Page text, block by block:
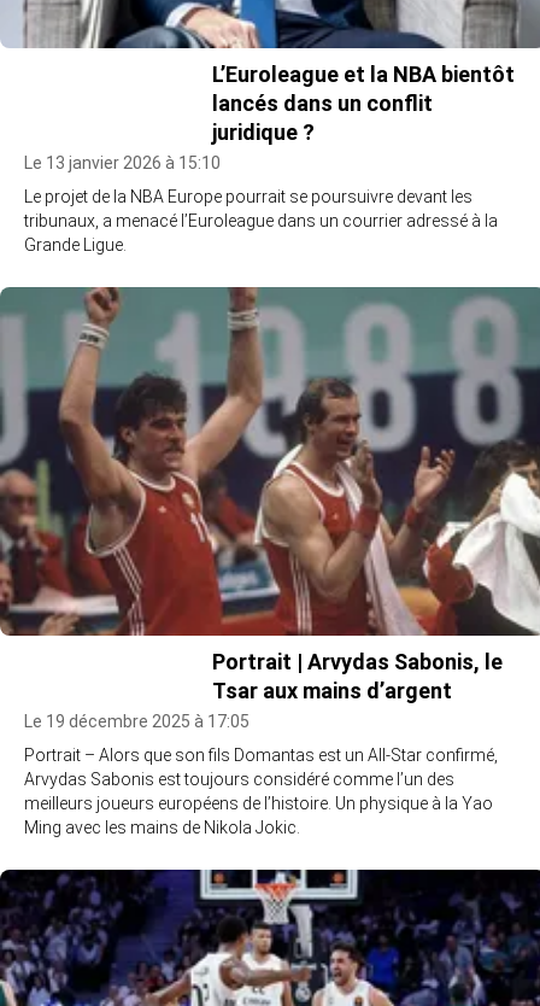
L’Euroleague et la NBA bientôt
lancés dans un conflit
juridique ?
Le 13 janvier 2026 à 15:10
Le projet de la NBA Europe pourrait se poursuivre devant les
tribunaux, a menacé l’Euroleague dans un courrier adressé à la
Grande Ligue.
Portrait | Arvydas Sabonis, le
Tsar aux mains d’argent
Le 19 décembre 2025 à 17:05
Portrait – Alors que son fils Domantas est un All-Star confirmé,
Arvydas Sabonis est toujours considéré comme l’un des
meilleurs joueurs européens de l’histoire. Un physique à la Yao
Ming avec les mains de Nikola Jokic.